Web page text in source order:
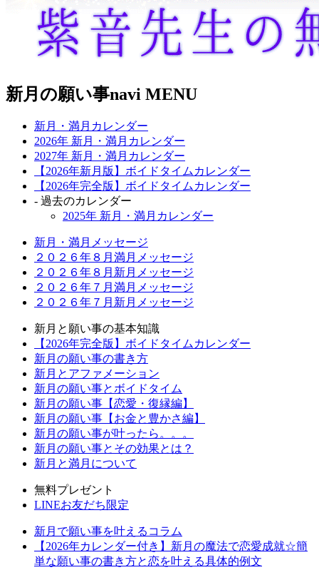
新月の願い事navi MENU
新月・満月カレンダー
2026年 新月・満月カレンダー
2027年 新月・満月カレンダー
【2026年新月版】ボイドタイムカレンダー
【2026年完全版】ボイドタイムカレンダー
- 過去のカレンダー
2025年 新月・満月カレンダー
新月・満月メッセージ
２０２６年８月満月メッセージ
２０２６年８月新月メッセージ
２０２６年７月満月メッセージ
２０２６年７月新月メッセージ
新月と願い事の基本知識
【2026年完全版】ボイドタイムカレンダー
新月の願い事の書き方
新月とアファメーション
新月の願い事とボイドタイム
新月の願い事【恋愛・復縁編】
新月の願い事【お金と豊かさ編】
新月の願い事が叶ったら。。。
新月の願い事とその効果とは？
新月と満月について
無料プレゼント
LINEお友だち限定
新月で願い事を叶えるコラム
【2026年カレンダー付き】新月の魔法で恋愛成就☆簡
単な願い事の書き方と恋を叶える具体的例文